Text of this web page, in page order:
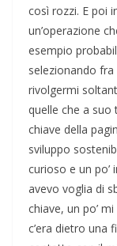
così rozzi. E poi
un’operazione
esempio
selezionando
rivolgermi
quelle che a
chiave della
sviluppo
curioso e un po’
avevo voglia di
chiave, un po’
c’era dietro una